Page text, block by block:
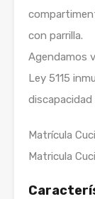
con parrilla.
Agendamos
Ley 5115
discapacidad
Matrícula
Matricula